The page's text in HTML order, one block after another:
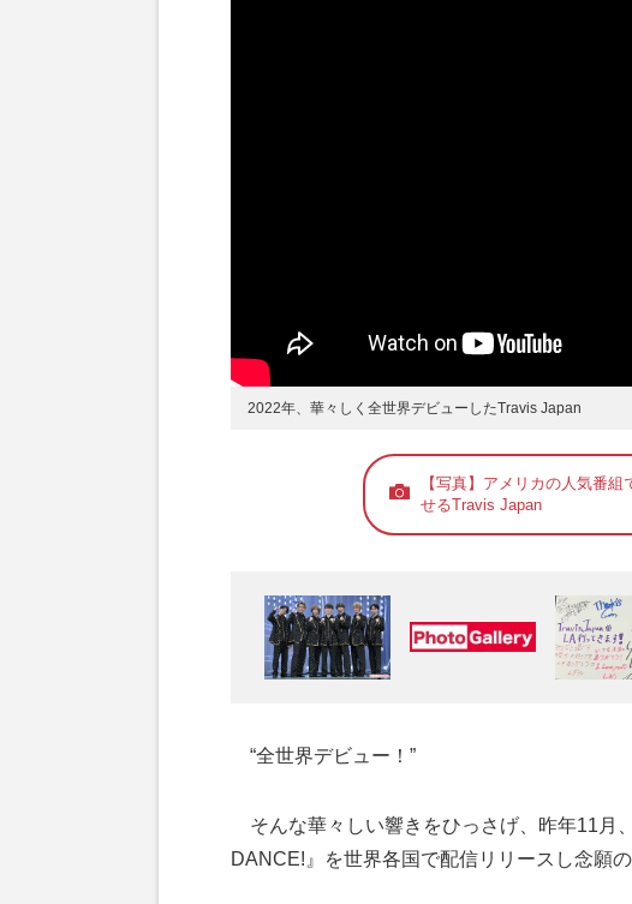
2022年、華々しく全世界デビューしたTravis Japan
【写真】アメリカの人気番組
せるTravis Japan
“全世界デビュー！”
そんな華々しい響きをひっさげ、昨年11月
DANCE!』を世界各国で配信リリースし念願